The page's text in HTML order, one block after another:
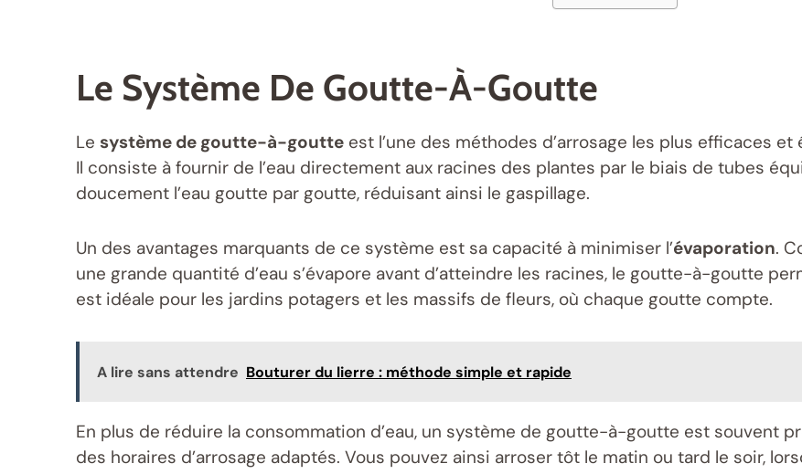
Le Système De Goutte-À-Goutte
Le système de goutte-à-goutte est l’une des méthodes d’arrosage les plus efficaces
Il consiste à fournir de l’eau directement aux racines des plantes par le biais de tubes
doucement l’eau goutte par goutte, réduisant ainsi le gaspillage.
Un des avantages marquants de ce système est sa capacité à minimiser l’évaporation.
une grande quantité d’eau s’évapore avant d’atteindre les racines, le goutte-à-goutte
est idéale pour les jardins potagers et les massifs de fleurs, où chaque goutte compte.
A lire sans attendre Bouturer du lierre : méthode simple et rapide
En plus de réduire la consommation d’eau, un système de goutte-à-goutte est souvent
des horaires d’arrosage adaptés. Vous pouvez ainsi arroser tôt le matin ou tard le soir,